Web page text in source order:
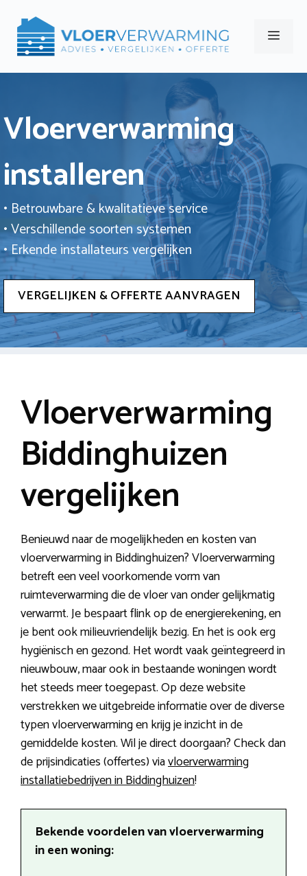
naar
Menu
Vloerverwarming
installeren
• Betrouwbare & kwalitatieve service
• Verschillende soorten systemen
• Erkende installateurs vergelijken
VERGELIJKEN & OFFERTE AANVRAGEN
Vloerverwarming
Biddinghuizen
vergelijken
Benieuwd naar de mogelijkheden en kosten van
vloerverwarming in Biddinghuizen? Vloerverwarming
betreft een veel voorkomende vorm van
ruimteverwarming die de vloer van onder gelijkmatig
verwarmt. Je bespaart flink op de energierekening, en
je bent ook milieuvriendelijk bezig. En het is ook erg
hygiënisch en gezond. Het wordt vaak geïntegreerd in
nieuwbouw, maar ook in bestaande woningen wordt
het steeds meer toegepast. Op deze website
verstrekken we uitgebreide informatie over de diverse
typen vloerverwarming en krijg je inzicht in de
gemiddelde kosten. Wil je direct doorgaan? Check dan
de prijsindicaties (offertes) viavloerverwarming
installatiebedrijven in Biddinghuizen!
Bekende voordelen van vloerverwarming
in een woning: